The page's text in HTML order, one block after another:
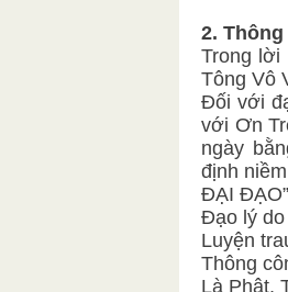
2.
Trong
Tông Vô
Đối với
với Ơn
ngày
định
ĐẠI
Đạo lý
Luyện
Thông
Là Phật,